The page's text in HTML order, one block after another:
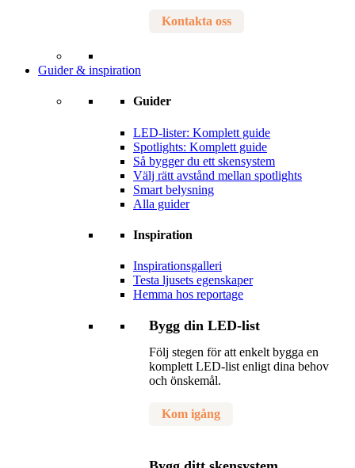
Kontakta oss
Guider & inspiration
Guider
LED-lister: Komplett guide
Spotlights: Komplett guide
Så bygger du ett skensystem
Välj rätt avstånd mellan spotlights
Smart belysning
Alla guider
Inspiration
Inspirationsgalleri
Testa ljusets egenskaper
Hemma hos reportage
Bygg din LED-list
Följ stegen för att enkelt bygga en
komplett LED-list enligt dina behov
och önskemål.
Kom igång